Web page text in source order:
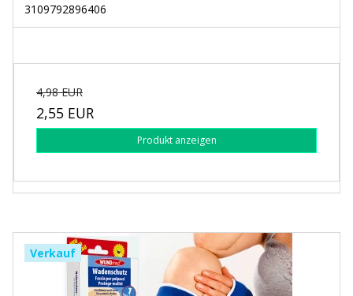
3109792896406
4,98 EUR
2,55 EUR
Produkt anzeigen
Verkauf